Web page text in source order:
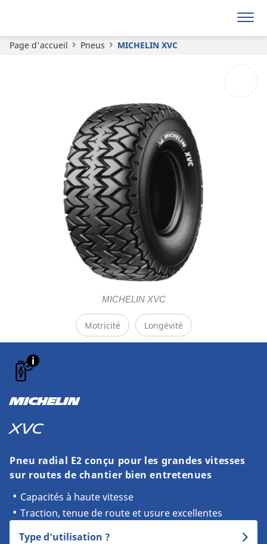
Page d'accueil Pneus MICHELIN XVC
MICHELIN XVC
Motricité Longévité
MICHELIN
XVC
Pneu radial E2 conçu pour les grandes vitesses
sur routes de chantier bien entretenues
Capacités à haute vitesse
Traction, tenue de route et usure excellentes
Type d'utilisation ?